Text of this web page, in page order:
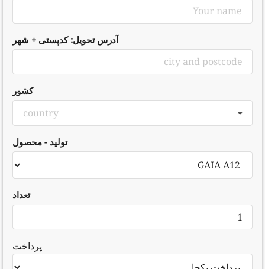
آدرس تحویل: کدپستی + شهر
کشور
country
تولید - محصول
تعداد
پرداخت